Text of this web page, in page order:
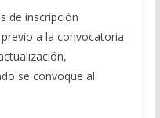
de inscripción
a la convocatoria
se convoque al